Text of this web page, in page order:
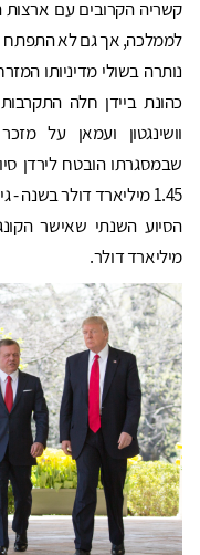
קשריה הקרובים עם ארצות
לממלכה, אך גם לא התפתח
נותרה בשולי מדיניותו
כהונת ביידן חלה
שבמסגרתו הובטח לירדן
מיליארד דולר.